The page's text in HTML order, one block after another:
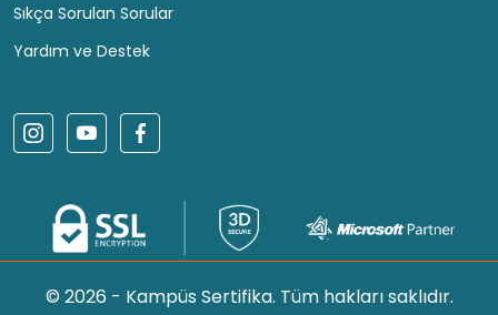
Sıkça Sorulan Sorular
Yardım ve Destek
© 2026 - Kampüs Sertifika. Tüm hakları saklıdır.